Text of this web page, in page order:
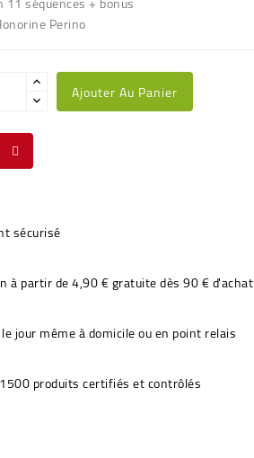
Perino
Ajouter Au Panier
sécurisé
à partir de 4,90 € gratuite dès 90 € d'achat
jour même à domicile ou en point relais
produits certifiés et contrôlés